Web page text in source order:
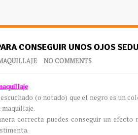
CONSEGUIR UNOS OJOS
NO COMMENTS
(o notado) que el negro es un
correcta puedes conseguir un efecto